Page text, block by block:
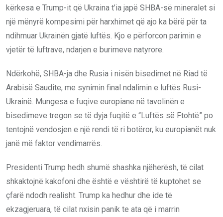
kërkesa e Trump-it që Ukraina t’ia japë SHBA-së mineralet si
një mënyrë kompesimi për harxhimet që ajo ka bërë për ta
ndihmuar Ukrainën gjatë luftës. Kjo e përforcon parimin e
vjetër të luftrave, ndarjen e burimeve natyrore.
Ndërkohë, SHBA-ja dhe Rusia i nisën bisedimet në Riad të
Arabisë Saudite, me synimin final ndalimin e luftës Rusi-
Ukrainë. Mungesa e fuqive europiane në tavolinën e
bisedimeve tregon se të dyja fuqitë e “Luftës së Ftohtë” po
tentojnë vendosjen e një rendi të ri botëror, ku europianët nuk
janë më faktor vendimarrës.
Presidenti Trump hedh shumë shashka njëherësh, të cilat
shkaktojnë kakofoni dhe është e vështirë të kuptohet se
çfarë ndodh realisht. Trump ka hedhur dhe ide të
ekzagjeruara, të cilat nxisin panik te ata që i marrin